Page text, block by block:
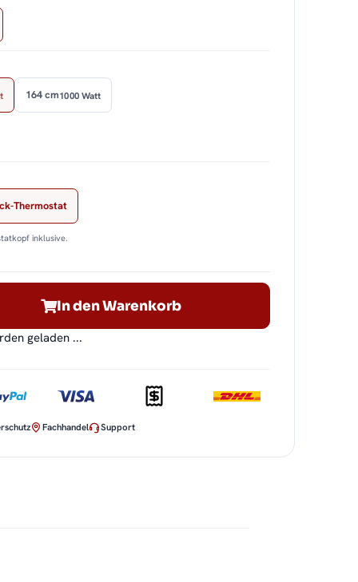
164 cm1000 Watt
Thermostat
inklusive.
In den Warenkorb
geladen ...
Fachhandel Support